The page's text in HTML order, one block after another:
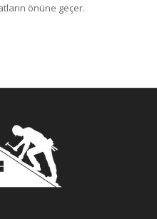
önüne geçer.